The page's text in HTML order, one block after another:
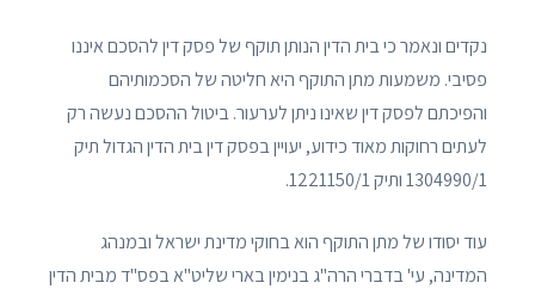
נקדים ונאמר כי בית הדין הנותן תוקף של פסק דין להסכם איננו
פסיבי. משמעות מתן התוקף היא חליטה של הסכמותיהם
והפיכתם לפסק דין שאינו ניתן לערעור. ביטול ההסכם נעשה רק
לעתים רחוקות מאוד כידוע, יעויין בפסק דין בית הדין הגדול תיק
1304990/1 ותיק 1221150/1.
עוד יסודו של מתן התוקף הוא בחוקי מדינת ישראל ובמנהג
המדינה, עי' בדברי הרה"ג בנימין בארי שליט"א בפס"ד מבית הדין